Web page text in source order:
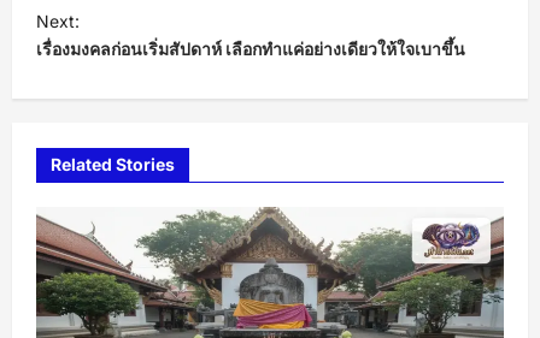
t
n
a
a
t
i
Next:
เรื่องมงคลก่อนเริ่มสัปดาห์ เลือกทำแค่อย่างเดียวให้ใจเบาขึ้น
Related Stories